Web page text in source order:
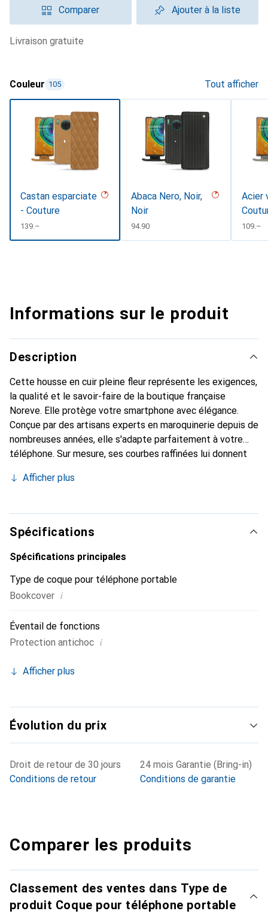
Comparer Ajouter à la liste
livraison gratuite
Couleur 105 Tout afficher
Castan esparciate
- Couture
CHF
139.–
Abaca Nero, Noir,
Noir
CHF
94.90
Acier
CHF
109.–
Informations sur le produit
Description
Cette housse en cuir pleine fleur représente les exigences,
la qualité et le savoir-faire de la boutique française
Noreve. Elle protège votre smartphone avec élégance.
Conçue par des artisans experts en maroquinerie depuis de
nombreuses années, elle s'adapte parfaitement à votre
téléphone. Sur mesure, ses courbes raffinées lui donnent
et indispensable de votre smartphone. Reconnaître
marque Noreve est un choix sûr pour une clientèle
exigeante.
Afficher plus
Spécifications
Spécifications principales
Type de coque pour téléphone portable
Bookcover i
Éventail de fonctions
Protection antichoc i
Afficher plus
Évolution du prix
Droit de retour de 30 jours
Conditions de retour
24 mois Garantie (Bring-in)
Conditions de garantie
Comparer les produits
Classement des ventes dans Type de
produit Coque pour téléphone portable